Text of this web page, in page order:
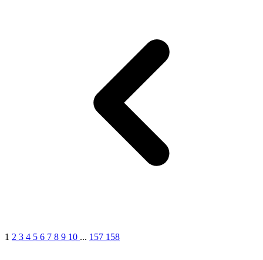
1 2 3 4 5 6 7 8 9 10 ... 157 158